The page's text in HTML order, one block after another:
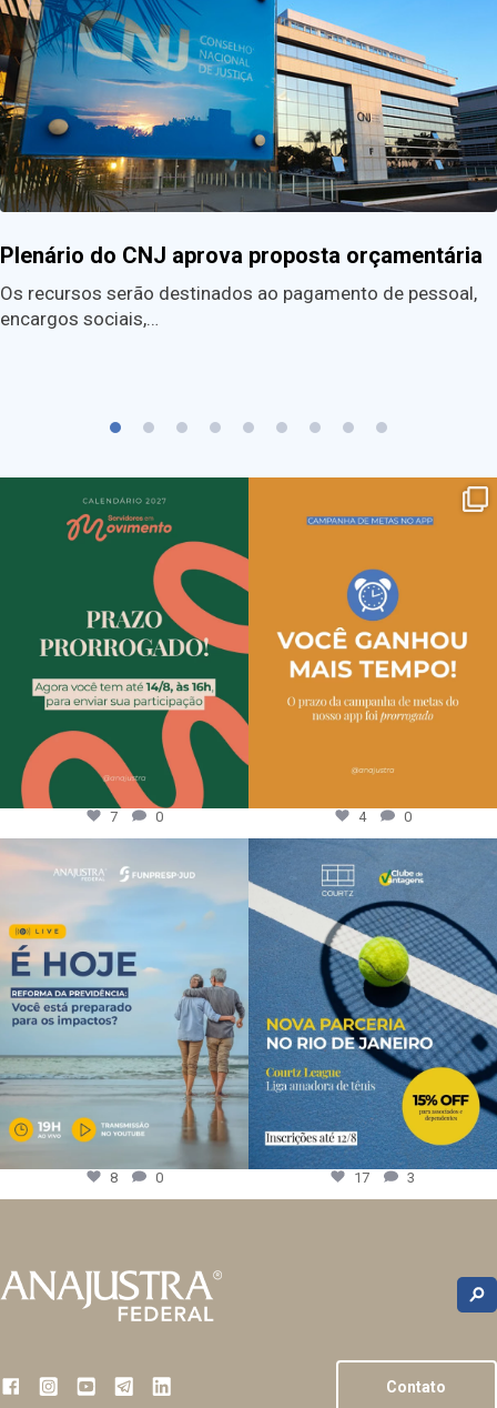
Plenário do CNJ aprova proposta orçamentária
Os recursos serão destinados ao pagamento de pessoal,
encargos sociais,…
7 0 4 0
8 0 17 3
Contato